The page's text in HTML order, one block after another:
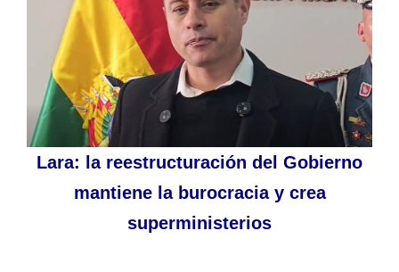
Lara: la reestructuración del Gobierno
mantiene la burocracia y crea
superministerios